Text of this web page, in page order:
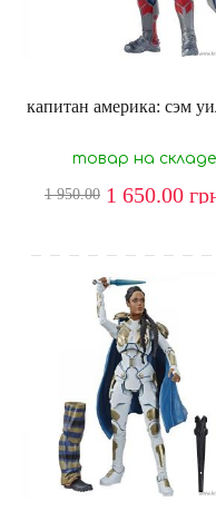
капитан америка: сэм
товар на складе
1 950.00 1 650.00